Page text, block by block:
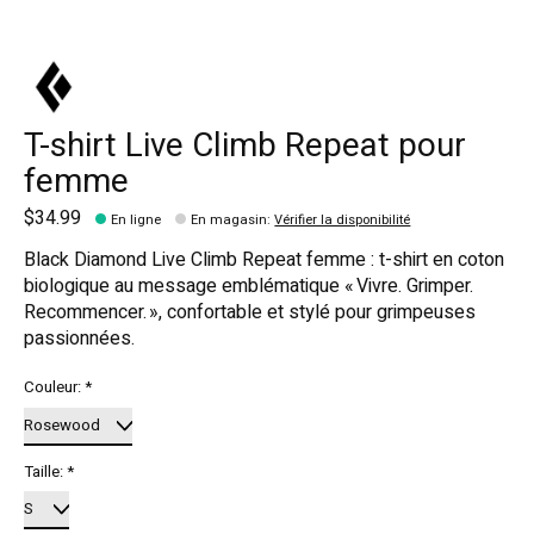
T-shirt Live Climb Repeat pour
femme
$34.99 En ligne En magasin:Vérifier la disponibilité
Black Diamond Live Climb Repeat femme : t-shirt en coton
biologique au message emblématique « Vivre. Grimper.
Recommencer. », confortable et stylé pour grimpeuses
passionnées.
Couleur:*
Taille:*